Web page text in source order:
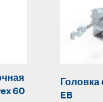
60
Головка
EB